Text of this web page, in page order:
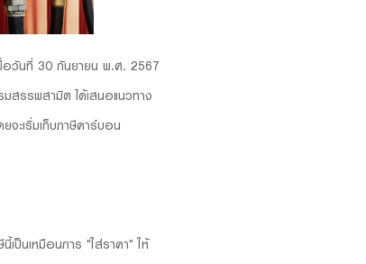
มื่อวันที่ 30 กันยายน พ.ศ. 2567
สรรพสามิต ได้เสนอแนวทาง
ะเริ่มเก็บภาษีคาร์บอน
เป็นเหมือนการ "ใส่ราคา" ให้